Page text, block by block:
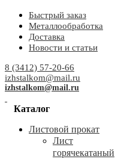
Быстрый заказ
Металлообработка
Доставка
Новости и статьи
8 (3412) 57-20-66
izhstalkom@mail.ru
izhstalkom@mail.ru
Каталог
Листовой прокат
Лист
горячекатаный